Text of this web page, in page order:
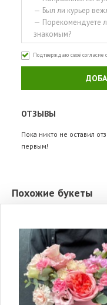
Подтверждаю своё согласие с
ОТЗЫВЫ
Пока никто не оставил
первым!
Похожие букеты